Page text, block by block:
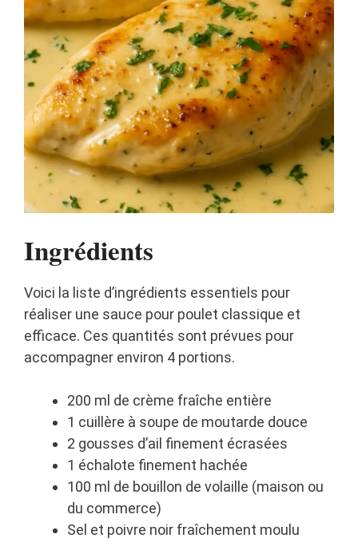
Ingrédients
Voici la liste d’ingrédients essentiels pour
réaliser une sauce pour poulet classique et
efficace. Ces quantités sont prévues pour
accompagner environ 4 portions.
200 ml de crème fraîche entière
1 cuillère à soupe de moutarde douce
2 gousses d’ail finement écrasées
1 échalote finement hachée
100 ml de bouillon de volaille (maison ou
du commerce)
Sel et poivre noir fraîchement moulu